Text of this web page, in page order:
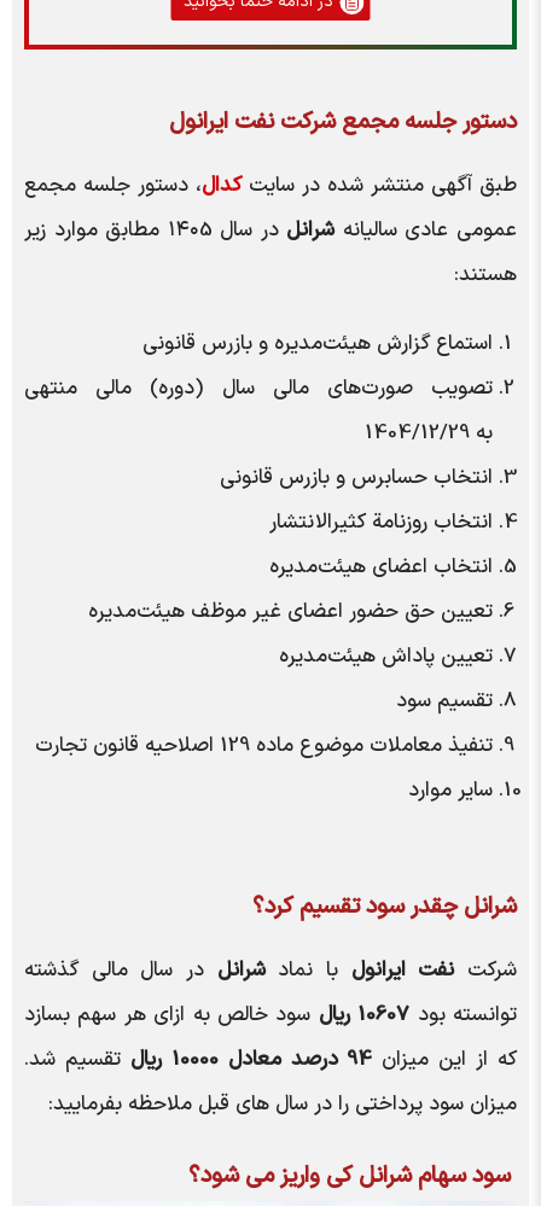
دستور جلسه مجمع شرکت نفت ایرانول
طبق آگهی منتشر شده در سایتکدال، دستور جلسه مجمع
عمومی عادی سالیانهشرانل
در سال ۱۴۰5 مطابق موارد زیر
هستند:
استماع گزارش هیئت‌مدیره و بازرس قانونی
تصویب صورت‌های مالی سال (دوره) مالی منتهی
به 1404/12/29
انتخاب حسابرس و بازرس قانونی
انتخاب روزنامة کثیر‌الانتشار
انتخاب اعضای هیئت‌مدیره
تعیین حق حضور اعضای غیر موظف هیئت‌مدیره
تعیین پاداش هیئت‌مدیره
تقسیم سود
تنفیذ معاملات موضوع ماده 129 اصلاحیه قانون تجارت
سایر موارد
شرانلچقدر سود تقسیم کرد؟
شرکتنفت ایرانول با نمادشرانل در سال مالی گذشته
توانسته بود 10607 ریال
سود خالص به ازای هر سهم بسازد
که از این میزان 94 درصد معادل 10000 ریال
تقسیم شد.
میزان سود پرداختی را در سال های قبل ملاحظه بفرمایید:
سود سهامشرانلکی واریز می شود؟